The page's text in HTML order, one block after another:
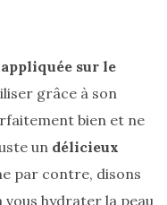
appliquée sur le
grâce à son
bien et ne
un délicieux
par contre, disons
vous hydrater la peau